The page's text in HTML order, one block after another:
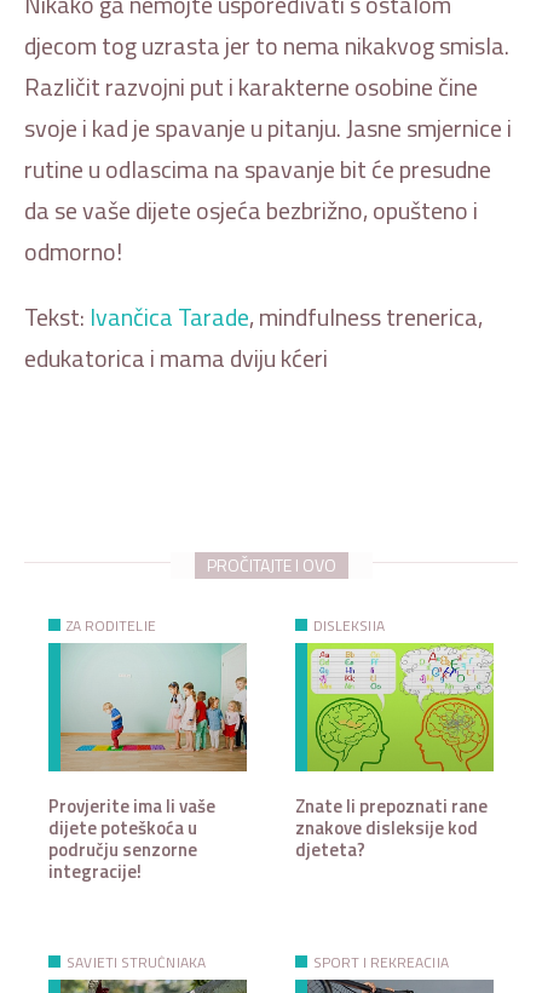
djecom tog uzrasta jer to nema nikakvog smisla.
Različit razvojni put i karakterne osobine čine
svoje i kad je spavanje u pitanju. Jasne smjernice i
rutine u odlascima na spavanje bit će presudne
da se vaše dijete osjeća bezbrižno, opušteno i
odmorno!
Tekst: Ivančica Tarade, mindfulness trenerica,
edukatorica i mama dviju kćeri
PROČITAJTE I OVO
ZA RODITELJE
Provjerite ima li vaše
dijete poteškoća u
području senzorne
integracije!
DISLEKSIJA
Znate li prepoznati rane
znakove disleksije kod
djeteta?
SAVJETI STRUČNJAKA SPORT I REKREACIJA